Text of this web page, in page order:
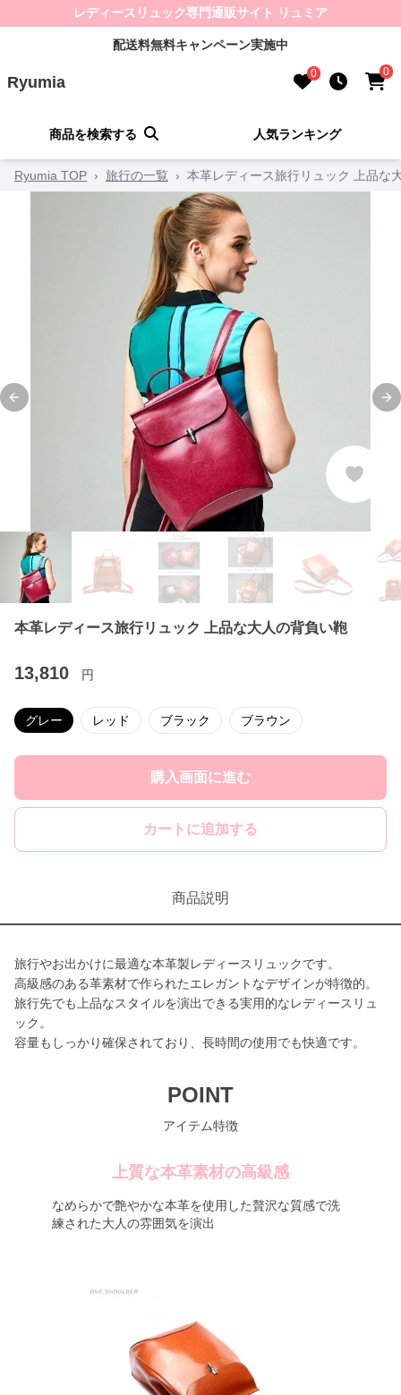
レディースリュック専門通販サイト リュミア
配送料無料キャンペーン実施中
Ryumia 0 0
商品を検索する 人気ランキング
Ryumia TOP › 旅行の一覧 › 本革レディース旅行リュック 上品な
Previous slide
本革レディース旅行リュック 上品な大人の背負い鞄
13,810 円
グレー レッド ブラック ブラウン
購入画面に進む
カートに追加する
商品説明
旅行やお出かけに最適な本革製レディースリュックです。
高級感のある革素材で作られたエレガントなデザインが特徴的。
旅行先でも上品なスタイルを演出できる実用的なレディースリュ
ック。
容量もしっかり確保されており、長時間の使用でも快適です。
POINT
アイテム特徴
上質な本革素材の高級感
なめらかで艶やかな本革を使用した贅沢な質感で洗
練された大人の雰囲気を演出